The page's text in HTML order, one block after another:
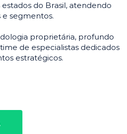
do Brasil, atendendo
segmentos.
proprietária, profundo
de especialistas dedicados
estratégicos.